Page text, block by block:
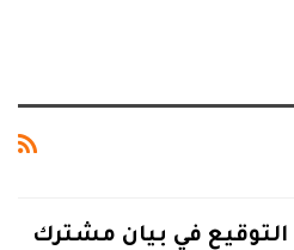
في بيان مشترك